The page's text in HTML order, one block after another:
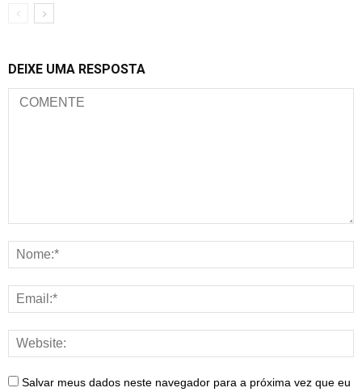
DEIXE UMA RESPOSTA
Salvar meus dados neste navegador para a próxima vez que eu